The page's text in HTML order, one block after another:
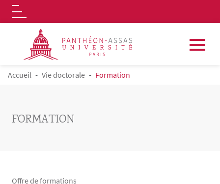
Aller au contenu principal
Logo
FIL D'ARIANE
Accueil Vie doctorale Formation
FORMATION
Offre de formations